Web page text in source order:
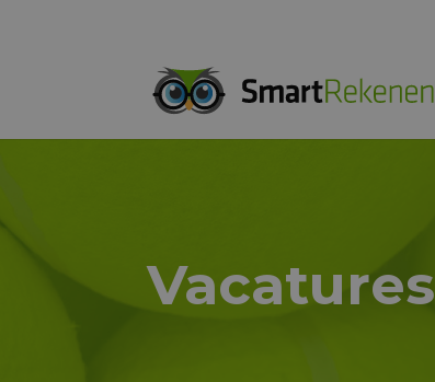
Vacatures